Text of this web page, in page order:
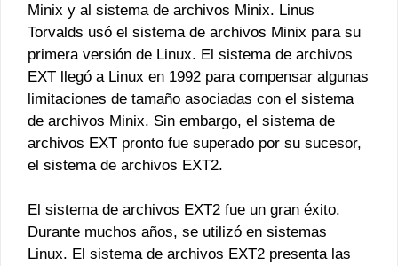
Minix y al sistema de archivos Minix. Linus
Torvalds usó el sistema de archivos Minix para su
primera versión de Linux. El sistema de archivos
EXT llegó a Linux en 1992 para compensar algunas
limitaciones de tamaño asociadas con el sistema
de archivos Minix. Sin embargo, el sistema de
archivos EXT pronto fue superado por su sucesor,
el sistema de archivos EXT2.
El sistema de archivos EXT2 fue un gran éxito.
Durante muchos años, se utilizó en sistemas
Linux. El sistema de archivos EXT2 presenta las